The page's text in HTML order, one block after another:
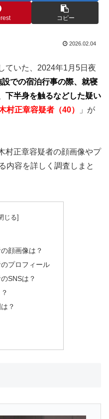
コピー
2026.02.04
ていた、2024年1月5日夜
での宿泊行事の際、就寝
下半身を触るなどした疑い
村正章容疑者（40）
」が
村正章容疑者の顔画像やプ
内容を詳しく調査しまと
顔画像は？
プロフィール
SNSは？
？